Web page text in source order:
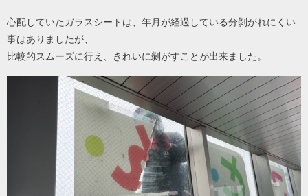
心配していたガラスシートは、年月が経過している分剝がれにくい
事はありましたが、
比較的スムーズに行え、きれいに剝がすことが出来ました。